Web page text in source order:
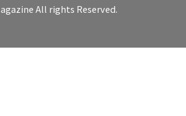
All rights Reserved.